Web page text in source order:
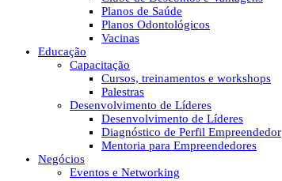
Planos de Saúde
Planos Odontológicos
Vacinas
Educação
Capacitação
Cursos, treinamentos e workshops
Palestras
Desenvolvimento de Líderes
Desenvolvimento de Líderes
Diagnóstico de Perfil Empreendedor
Mentoria para Empreendedores
Negócios
Eventos e Networking